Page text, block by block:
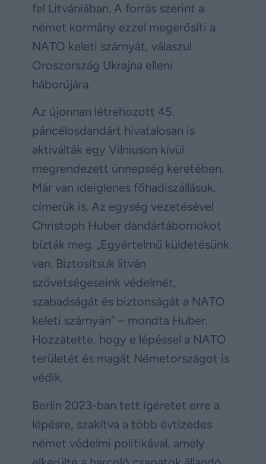
fel Litvániában. A forrás szerint a
német kormány ezzel megerősíti a
NATO keleti szárnyát, válaszul
Oroszország Ukrajna elleni
háborújára.
Az újonnan létrehozott 45.
páncélosdandárt hivatalosan is
aktiválták egy Vilniuson kívül
megrendezett ünnepség keretében.
Már van ideiglenes főhadiszállásuk,
címerük is. Az egység vezetésével
Christoph Huber dandártábornokot
bízták meg. „Egyértelmű küldetésünk
van. Biztosítsuk litván
szövetségeseink védelmét,
szabadságát és biztonságát a NATO
keleti szárnyán” – mondta Huber.
Hozzátette, hogy e lépéssel a NATO
területét és magát Németországot is
védik.
Berlin 2023-ban tett ígéretet erre a
lépésre, szakítva a több évtizedes
német védelmi politikával, amely